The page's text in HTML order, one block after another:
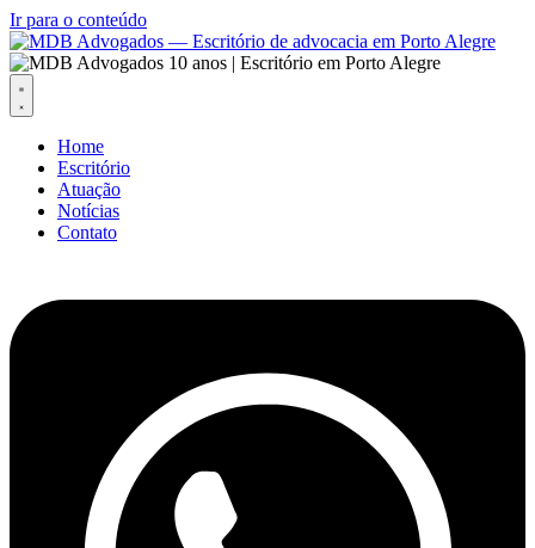
Ir para o conteúdo
Home
Escritório
Atuação
Notícias
Contato